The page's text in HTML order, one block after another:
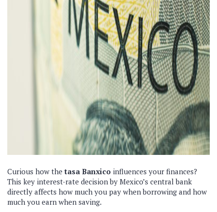
Curious how thetasa Banxico influences your finances?
This key interest-rate decision by Mexico’s central bank
directly affects how much you pay when borrowing and how
much you earn when saving.